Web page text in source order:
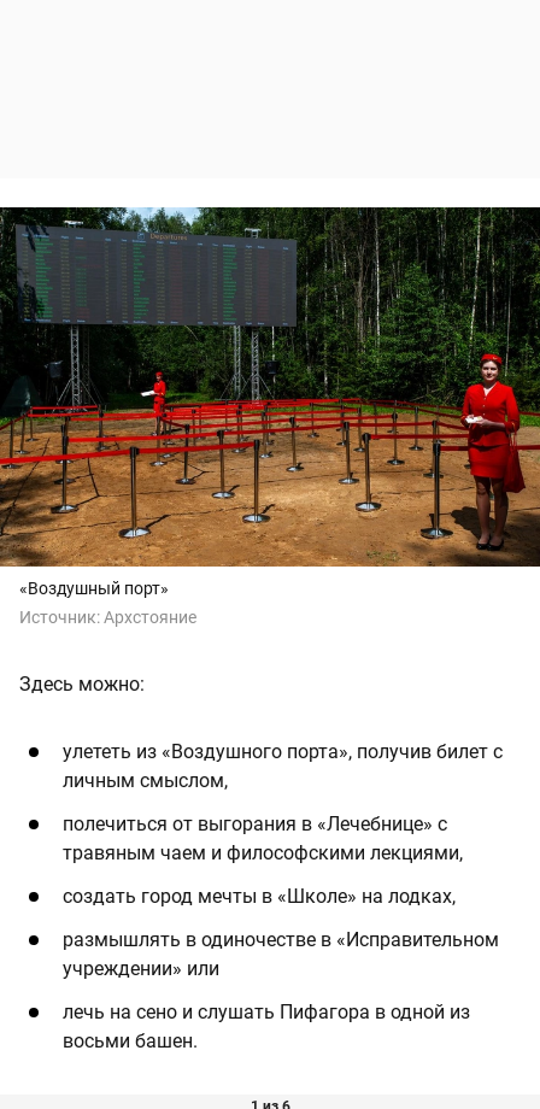
«Воздушный порт»
Источник:Архстояние
Здесь можно:
улететь из «Воздушного порта», получив билет с
личным смыслом,
полечиться от выгорания в «Лечебнице» с
травяным чаем и философскими лекциями,
создать город мечты в «Школе» на лодках,
размышлять в одиночестве в «Исправительном
учреждении» или
лечь на сено и слушать Пифагора в одной из
восьми башен.